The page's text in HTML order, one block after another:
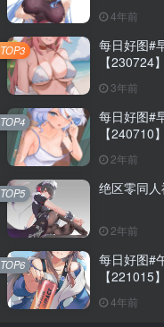
4年前
每日好图#
【230724】
3年前
TOP3
每日好图#
【240710】
2年前
TOP4
绝区零同
2年前
TOP5
每日好图#
【221015】
4年前
TOP6